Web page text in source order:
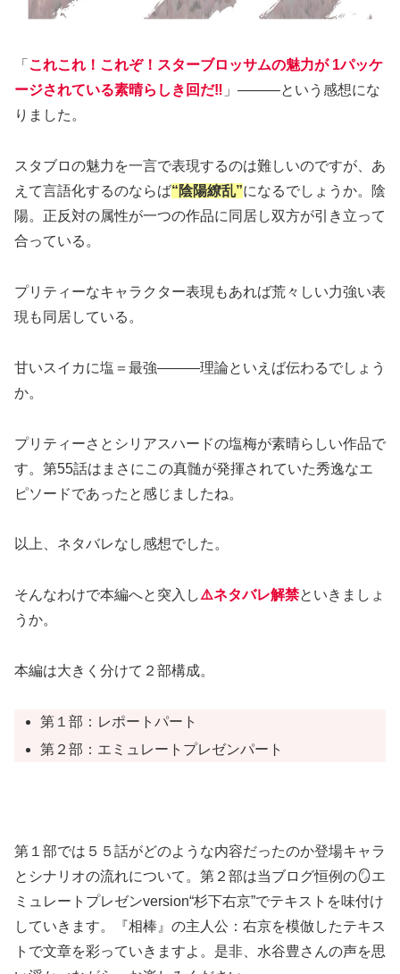
「 これこれ！これぞ！スターブロッサムの魅力が 1パッケ
ージされている素晴らしき回だ‼️ 」———という感想にな
りました。
スタブロの魅力を一言で表現するのは難しいのですが、あ
えて言語化するのならば“陰陽繚乱”になるでしょうか。陰
陽。正反対の属性が一つの作品に同居し双方が引き立って
合っている。
プリティーなキャラクター表現もあれば荒々しい力強い表
現も同居している。
甘いスイカに塩＝最強———理論といえば伝わるでしょう
か。
プリティーさとシリアスハードの塩梅が素晴らしい作品で
す。第55話はまさにこの真髄が発揮されていた秀逸なエ
ピソードであったと感じましたね。
以上、ネタバレなし感想でした。
そんなわけで本編へと突入し⚠️ネタバレ解禁といきましょ
うか。
本編は大きく分けて２部構成。
第１部：レポートパート
第２部：エミュレートプレゼンパート
第１部では５５話がどのような内容だったのか登場キャラ
とシナリオの流れについて。第２部は当ブログ恒例の🪞エ
ミュレートプレゼンversion“杉下右京”でテキストを味付け
していきます。『相棒』の主人公：右京を模倣したテキス
トで文章を彩っていきますよ。是非、水谷豊さんの声を思